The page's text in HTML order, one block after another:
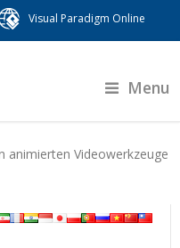
Visual Paradigm Online
Menu
animierten Videowerkzeuge